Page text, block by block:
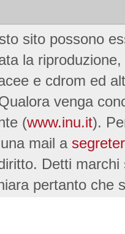
sito possono
la
e cdrom ed
venga
(www.inu.it).
mail a
Detti
pertanto che